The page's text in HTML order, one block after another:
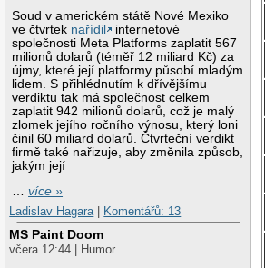
Soud v americkém státě Nové Mexiko
ve čtvrtek nařídil
internetové
společnosti Meta Platforms zaplatit 567
milionů dolarů (téměř 12 miliard Kč) za
újmy, které její platformy působí mladým
lidem. S přihlédnutím k dřívějšímu
verdiktu tak má společnost celkem
zaplatit 942 milionů dolarů, což je malý
zlomek jejího ročního výnosu, který loni
činil 60 miliard dolarů. Čtvrteční verdikt
firmě také nařizuje, aby změnila způsob,
jakým její
…více »
Ladislav Hagara
Komentářů: 13
MS Paint Doom
včera 12:44 | Humor